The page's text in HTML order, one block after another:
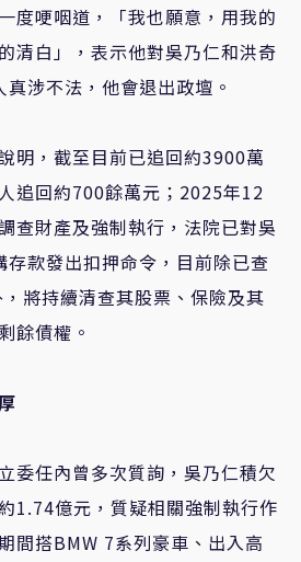
度哽咽道，「我也願意，用我的
清白」，表示他對吳乃仁和洪奇
涉不法，他會退出政壇。
明，截至目前已追回約3900萬
追回約700餘萬元；2025年12
查財產及強制執行，法院已對吳
存款發出扣押命令，目前除已查
將持續清查其股票、保險及其
餘債權。
委任內曾多次質詢，吳乃仁積欠
1.74億元，質疑相關強制執行作
間搭BMW 7系列豪車、出入高